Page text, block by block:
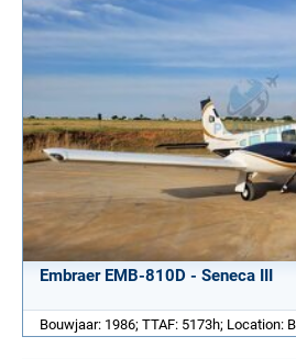
Embraer EMB-810D - Seneca III
Bouwjaar: 1986; TTAF: 5173h; Location: